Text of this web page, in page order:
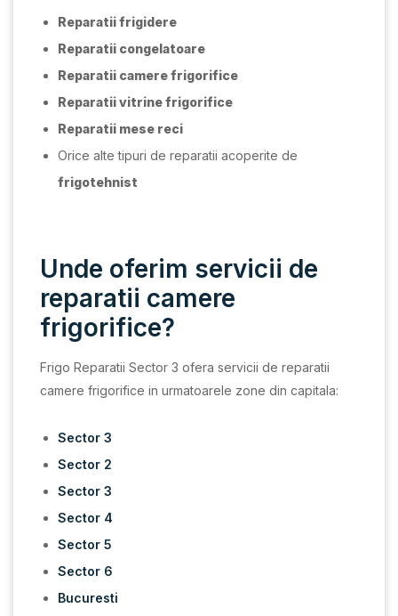
Reparatii frigidere
Reparatii congelatoare
Reparatii camere frigorifice
Reparatii vitrine frigorifice
Reparatii mese reci
Orice alte tipuri de reparatii acoperite de
frigotehnist
Unde oferim servicii de
reparatii camere
frigorifice?
Frigo Reparatii Sector 3 ofera servicii de reparatii
camere frigorifice in urmatoarele zone din capitala:
Sector 3
Sector 2
Sector 3
Sector 4
Sector 5
Sector 6
Bucuresti